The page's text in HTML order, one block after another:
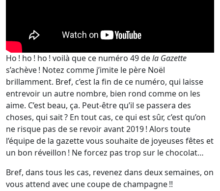
Ho ! ho ! ho ! voilà que ce numéro 49 dela Gazette
s’achève ! Notez comme j’imite le père Noël
brillamment. Bref, c’est la fin de ce numéro, qui laisse
entrevoir un autre nombre, bien rond comme on les
aime. C’est beau, ça. Peut-être qu’il se passera des
choses, qui sait ? En tout cas, ce qui est sûr, c’est qu’on
ne risque pas de se revoir avant 2019 ! Alors toute
l’équipe de la gazette vous souhaite de joyeuses fêtes et
un bon réveillon ! Ne forcez pas trop sur le chocolat…
Bref, dans tous les cas, revenez dans deux semaines, on
vous attend avec une coupe de champagne !!